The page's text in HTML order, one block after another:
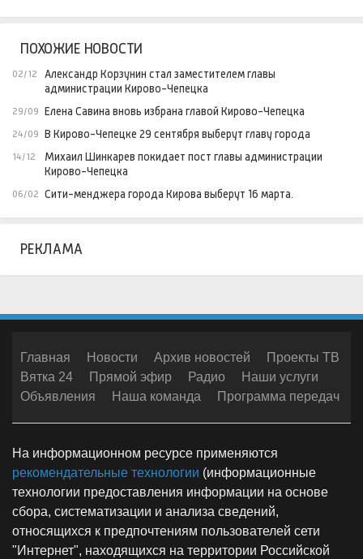
ПОХОЖИЕ НОВОСТИ
02/12
Александр Корзунин стал заместителем главы
администрации Кирово-Чепецка
29/09 Елена Савина вновь избрана главой Кирово-Чепецка
24/09 В Кирово-Чепецке 29 сентября выберут главу города
14/12
Михаил Шинкарев покидает пост главы администрации
Кирово-Чепецка
06/02 Сити-менджера города Кирова выберут 16 марта.
РЕКЛАМА
Главная Новости Архив новостей
Проекты ТВ
Вятка 24
Прямой эфир Радио
Наши услуги
Объявления
Наша команда Программа передач
На информационном ресурсе применяются
рекомендательные технологии (информационные
технологии предоставления информации на основе
сбора, систематизации и анализа сведений,
относящихся к предпочтениям пользователей сети
"Интернет", находящихся на территории Российской